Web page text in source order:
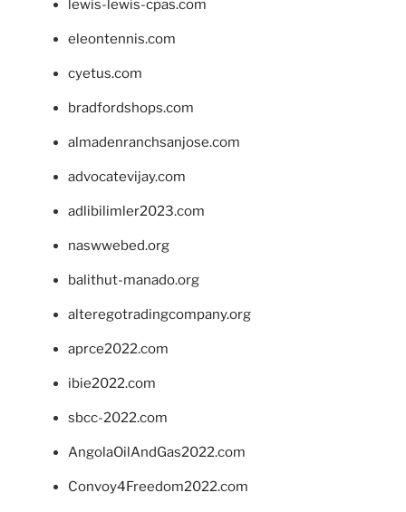
lewis-lewis-cpas.com
eleontennis.com
cyetus.com
bradfordshops.com
almadenranchsanjose.com
advocatevijay.com
adlibilimler2023.com
naswwebed.org
balithut-manado.org
alteregotradingcompany.org
aprce2022.com
ibie2022.com
sbcc-2022.com
AngolaOilAndGas2022.com
Convoy4Freedom2022.com